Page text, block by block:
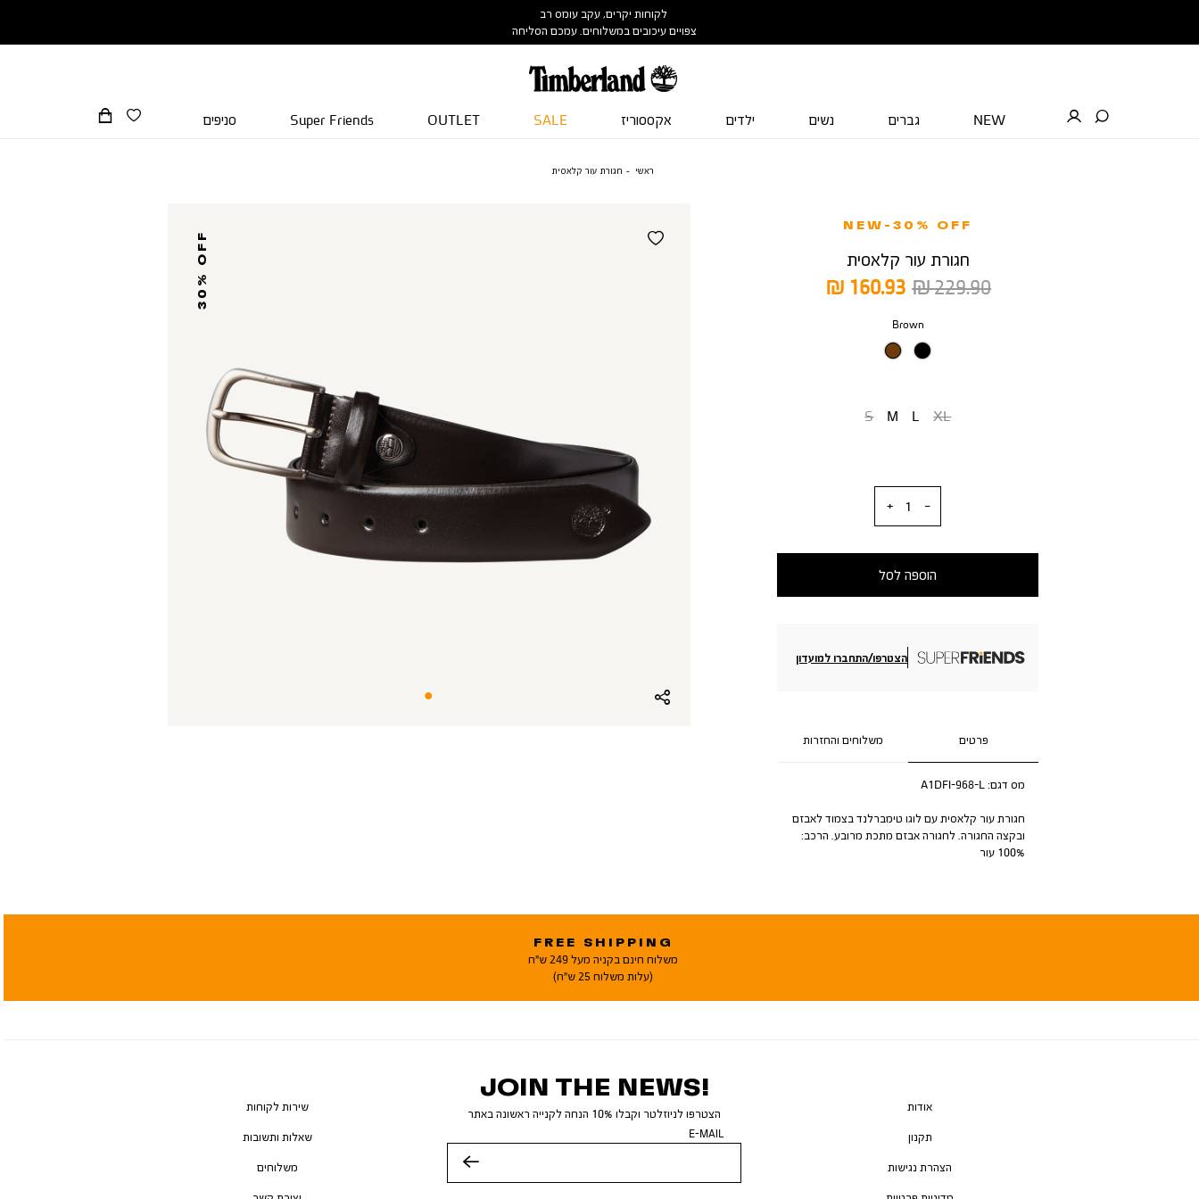
לקוחות יקרים, עקב עומס רב
צפויים עיכובים במשלוחים. עמכם הסליחה
NEW גברים נשים ילדים אקססוריז SALE
OUTLET
Super Friends סניפים
ראשי חגורת עור קלאסית
30% OFF
NEW-30% OFF
חגורת עור קלאסית
מחיר
מוצר
160.93 ₪
מחיר
229.90 ₪
צבע
Brown
S M L XL
הוספה לסל
הצטרפו/התחברו למועדון
פרטים משלוחים והחזרות
מס דגם:A1DFI-968-L
חגורת עור קלאסית עם לוגו טימברלנד בצמוד לאבזם
ובקצה החגורה. לחגורה אבזם מתכת מרובע. הרכב:
100% עור
FREE SHIPPING
משלוח חינם בקניה מעל 249 ש"ח
(עלות משלוח 25 ש"ח)
JOIN THE NEWS!
הצטרפו לניוזלטר וקבלו 10% הנחה לקנייה ראשונה באתר
E-MAIL
אודות
תקנון
הצהרת נגישות
שירות לקוחות
שאלות ותשובות
משלוחים